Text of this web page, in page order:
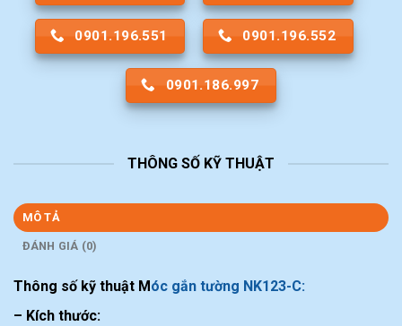
0901.196.551 0901.196.552
0901.186.997
THÔNG SỐ KỸ THUẬT
MÔ TẢ
ĐÁNH GIÁ (0)
Thông số kỹ thuật Móc gắn tường NK123-C:
– Kích thước: